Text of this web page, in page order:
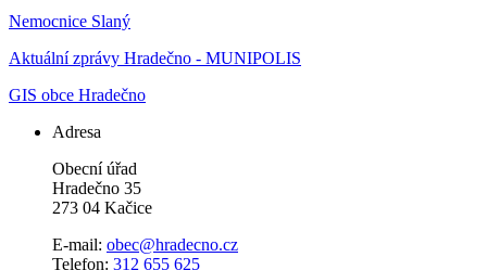
Nemocnice Slaný
Aktuální zprávy Hradečno - MUNIPOLIS
GIS obce Hradečno
Adresa
Obecní úřad
Hradečno 35
273 04 Kačice
E-mail: obec@hradecno.cz
Telefon: 312 655 625